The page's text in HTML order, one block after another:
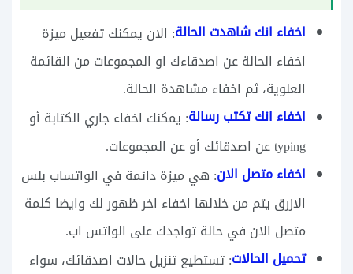
اخفاء انك شاهدت الحالة: الان يمكنك تفعيل ميزة
اخفاء الحالة عن اصدقاءك او المجموعات من القائمة
العلوية، ثم اخفاء مشاهدة الحالة.
اخفاء انك تكتب رسالة: يمكنك اخفاء جاري الكتابة أو
typing عن اصدقائك أو عن المجموعات.
اخفاء متصل الان: هي ميزة دائمة في الواتساب بلس
الازرق يتم من خلالها اخفاء اخر ظهور لك وايضا كلمة
متصل الان في حالة تواجدك على الواتس اب.
تحميل الحالات: تستطيع تنزيل حالات اصدقائك، سواء